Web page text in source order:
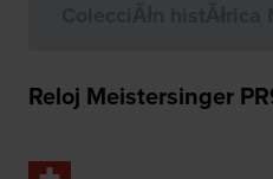
Reloj Meistersinger